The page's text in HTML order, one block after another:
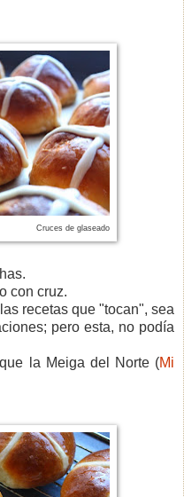
Cruces de glaseado
con cruz.
recetas que "tocan", sea
pero esta, no podía
la Meiga del Norte (Mi